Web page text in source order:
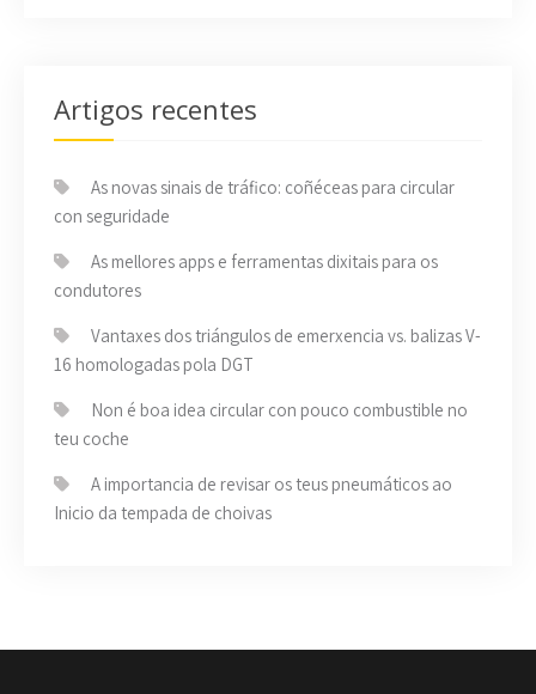
Artigos recentes
As novas sinais de tráfico: coñéceas para circular
con seguridade
As mellores apps e ferramentas dixitais para os
condutores
Vantaxes dos triángulos de emerxencia vs. balizas V-
16 homologadas pola DGT
Non é boa idea circular con pouco combustible no
teu coche
A importancia de revisar os teus pneumáticos ao
Inicio da tempada de choivas